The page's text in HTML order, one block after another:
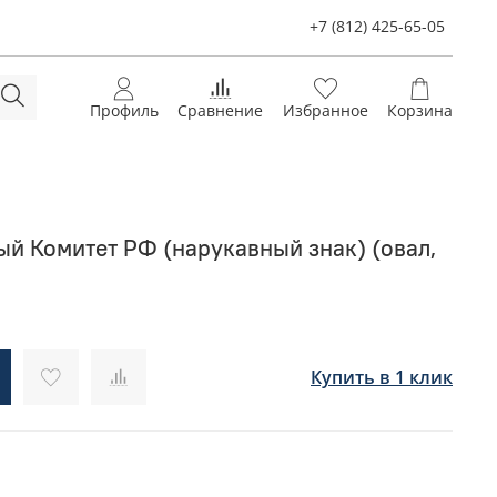
+7 (812) 425-65-05
Профиль Сравнение Избранное Корзина
Комитет РФ (нарукавный знак) (овал,
Купить в 1 клик